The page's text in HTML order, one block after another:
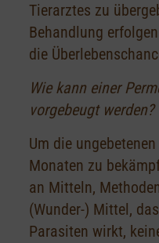
Tierarztes zu
Behandlung
die
Wie kann einer
vorgebeugt werden?
Um die
Monaten zu
an Mitteln,
(Wunder-) Mittel,
Parasiten wirkt,